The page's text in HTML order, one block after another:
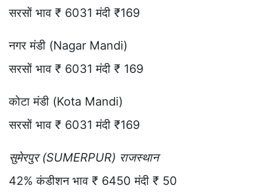
सरसों भाव ₹ 6031 मंदी ₹169
नगर मंडी (Nagar Mandi)
सरसों भाव ₹ 6031 मंदी ₹ 169
कोटा मंडी (Kota Mandi)
सरसों भाव ₹ 6031 मंदी ₹169
सुमेरपुर (SUMERPUR) राजस्थान
42% कंडीशन भाव ₹ 6450 मंदी ₹ 50